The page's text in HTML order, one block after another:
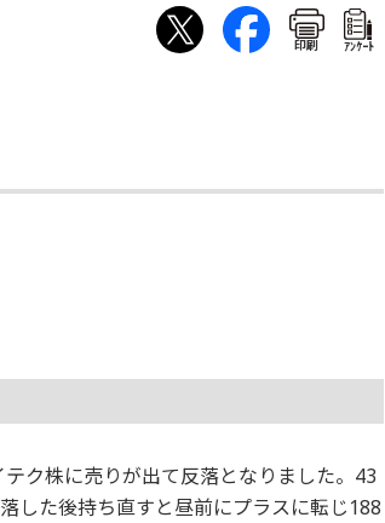
印刷 ｱﾝｹｰﾄ
ク株に売りが出て反落となりました。43
した後持ち直すと昼前にプラスに転じ188